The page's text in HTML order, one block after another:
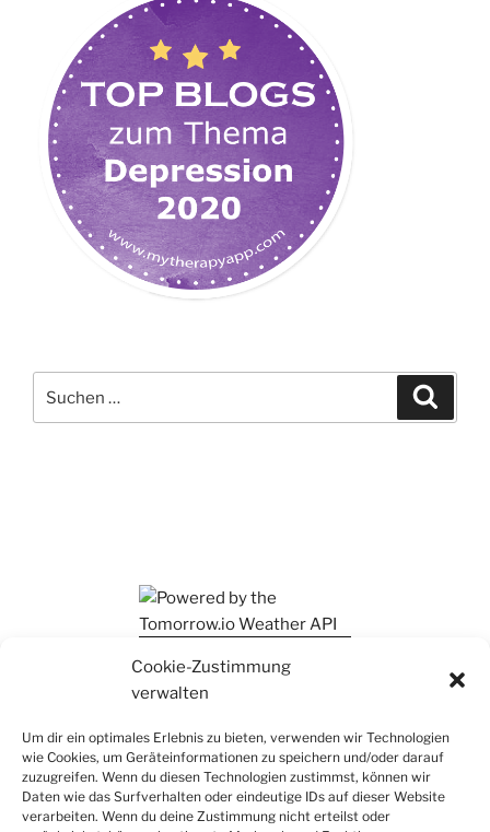
Cookie-Zustimmung
verwalten
Um dir ein optimales Erlebnis zu bieten, verwenden wir Technologien
wie Cookies, um Geräteinformationen zu speichern und/oder darauf
zuzugreifen. Wenn du diesen Technologien zustimmst, können wir
Daten wie das Surfverhalten oder eindeutige IDs auf dieser Website
verarbeiten. Wenn du deine Zustimmung nicht erteilst oder
nach: